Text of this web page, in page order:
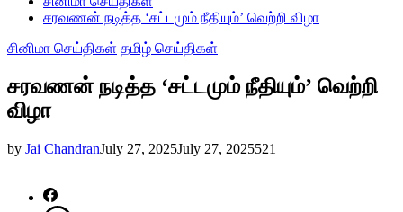
சரவணன் நடித்த ‘சட்டமும் நீதியும்’ வெற்றி விழா
சினிமா செய்திகள் தமிழ் செய்திகள்
சரவணன் நடித்த ‘சட்டமும் நீதியும்’ வெற்றி
விழா
by Jai ChandranJuly 27, 2025July 27, 2025521